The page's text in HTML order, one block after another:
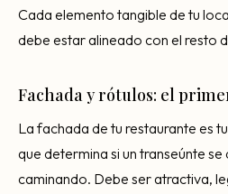
Cada elemento tangible de tu
debe estar alineado con el resto
Fachada y rótulos: el
La fachada de tu restaurante es
que determina si un transeúnte se
caminando. Debe ser atractiva,